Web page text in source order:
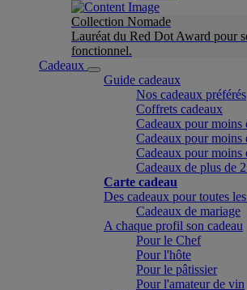
Collection Nomade
Lauréat du Red Dot Award pour
fonctionnel.
Cadeaux
Guide cadeaux
Nos cadeaux préférés
Coffrets cadeaux
Cadeaux pour moins
Cadeaux pour moins
Cadeaux pour moins
Cadeaux de plus de
Carte cadeau
Des cadeaux pour toutes
Cadeaux de mariage
A chaque profil son cadeau
Pour le Chef
Pour l'hôte
Pour le pâtissier
Pour l'amateur de vin